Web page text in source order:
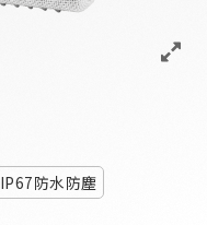
IP67防水防塵